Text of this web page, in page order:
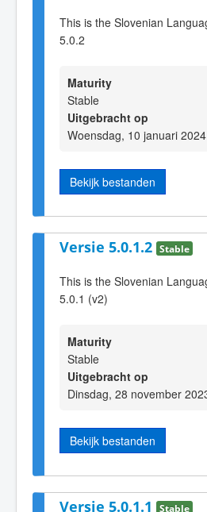
This is the Slovenian
5.0.2
Maturity
Stable
Uitgebracht op
Woensdag, 10 januari
Bekijk bestanden
Versie 5.0.1.2 Stable
This is the Slovenian
5.0.1 (v2)
Maturity
Stable
Uitgebracht op
Dinsdag, 28 november
Bekijk bestanden
Versie 5.0.1.1 Stable